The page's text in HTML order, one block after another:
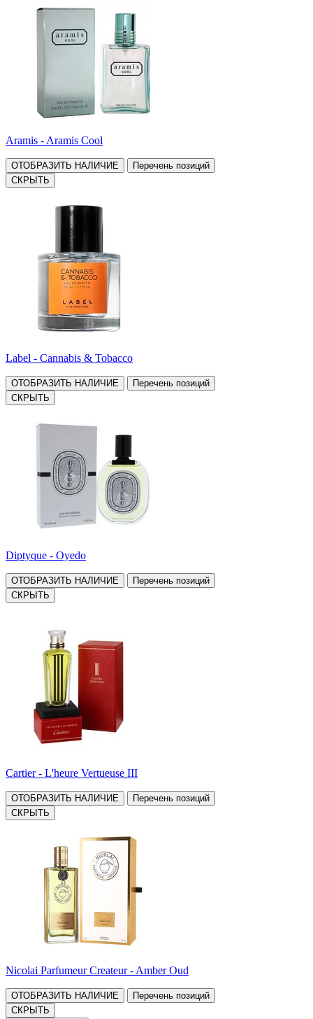
Aramis - Aramis Cool
ОТОБРАЗИТЬ НАЛИЧИЕ
Перечень позиций
СКРЫТЬ
Label - Cannabis & Tobacco
ОТОБРАЗИТЬ НАЛИЧИЕ
Перечень позиций
СКРЫТЬ
Diptyque - Oyedo
ОТОБРАЗИТЬ НАЛИЧИЕ
Перечень позиций
СКРЫТЬ
Cartier - L'heure Vertueuse III
ОТОБРАЗИТЬ НАЛИЧИЕ
Перечень позиций
СКРЫТЬ
Nicolai Parfumeur Createur - Amber Oud
ОТОБРАЗИТЬ НАЛИЧИЕ
Перечень позиций
СКРЫТЬ